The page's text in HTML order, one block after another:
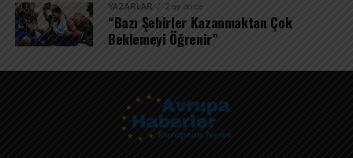
YAZARLAR 2 ay önce
“Bazı Şehirler Kazanmaktan Çok
Beklemeyi Öğrenir”